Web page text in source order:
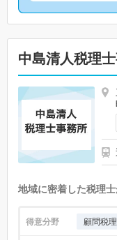
中島清人税理
地域に密着した税理
得意分野 顧問税